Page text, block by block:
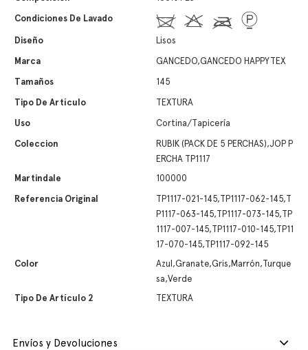
Condiciones De Lavado
Diseño
Lisos
Marca
GANCEDO,GANCEDO HAPPYTEX
Tamaños
145
Tipo De Artículo
TEXTURA
Uso
Cortina/Tapicería
Coleccion
RUBIK (PACK DE 5 PERCHAS),JOP P
ERCHA TP1117
Martindale
100000
Referencia Original
TP1117-021-145,TP1117-062-145,T
P1117-063-145,TP1117-073-145,TP
1117-007-145,TP1117-010-145,TP11
17-070-145,TP1117-092-145
Color
Azul,Granate,Gris,Marrón,Turque
sa,Verde
Tipo De Artículo 2
TEXTURA
Envíos y Devoluciones